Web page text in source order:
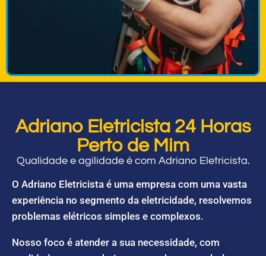
Adriano Eletricista 24 Horas
Perto de Mim
Qualidade e agilidade é com Adriano Eletricista.
O Adriano Eletricista é uma empresa com uma vasta
experiência no segmento da eletricidade, resolvemos
problemas elétricos simples e complexos.
Nosso foco é atender a sua necessidade, com